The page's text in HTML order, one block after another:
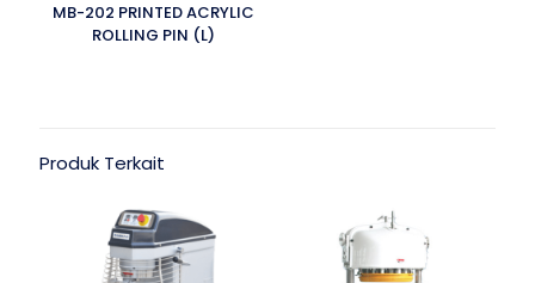
MB-202 PRINTED ACRYLIC
ROLLING PIN (L)
Produk Terkait